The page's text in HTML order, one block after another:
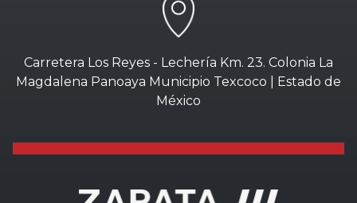
Carretera Los Reyes - Lechería Km. 23. Colonia La
Magdalena Panoaya Municipio Texcoco | Estado de
México